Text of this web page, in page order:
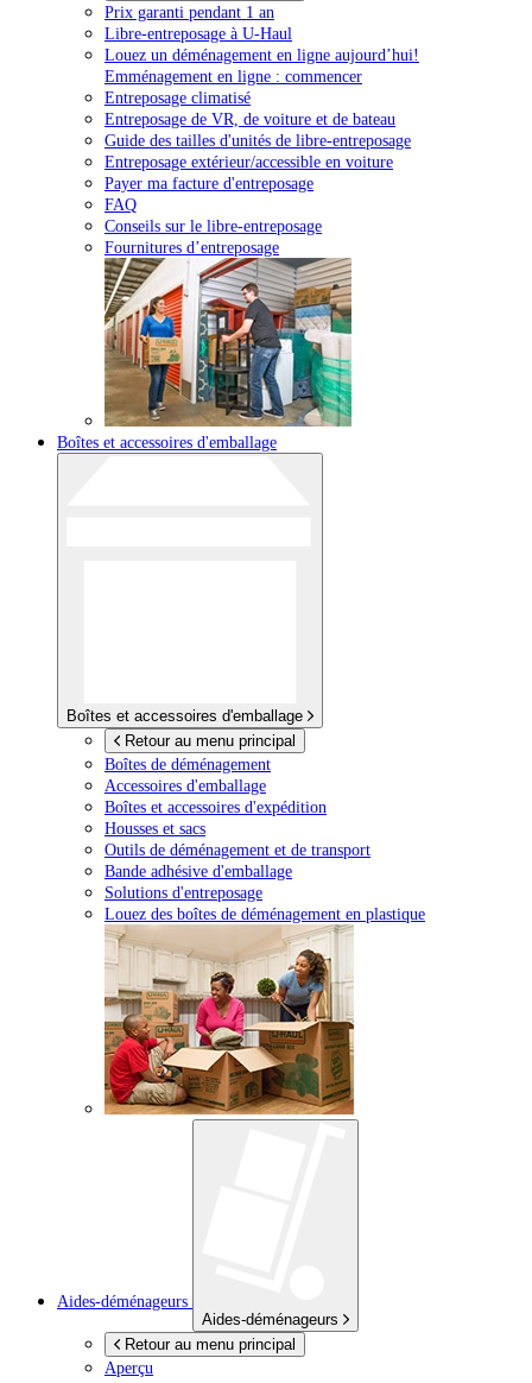
Prix garanti pendant 1 an
Libre-entreposage à U-Haul
Louez un déménagement en ligne aujourd’hui!
Emménagement en ligne : commencer
Entreposage climatisé
Entreposage de VR, de voiture et de bateau
Guide des tailles d'unités de libre-entreposage
Entreposage extérieur/accessible en voiture
Payer ma facture d'entreposage
FAQ
Conseils sur le libre-entreposage
Fournitures d’entreposage
Boîtes et accessoires d'emballage
Boîtes et accessoires d'emballage
Retour au menu principal
Boîtes de déménagement
Accessoires d'emballage
Boîtes et accessoires d'expédition
Housses et sacs
Outils de déménagement et de transport
Bande adhésive d'emballage
Solutions d'entreposage
Louez des boîtes de déménagement en plastique
Aides-déménageurs
Aides-déménageurs
Retour au menu principal
Aperçu